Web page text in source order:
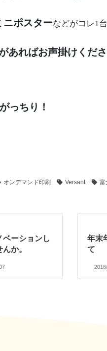
ニポスターなどがコレ1
あればお声掛けくだ
っちり！
オンデマンド印刷 Versant 富
ベーションし
か。
年末
て